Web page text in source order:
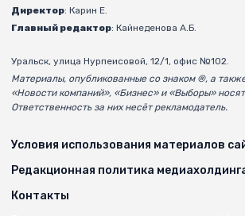
Директор: Карин Е.
Главный редактор: Кайнеденова А.Б.
Уральск, улица Нурпеисовой, 12/1, офис №102.
Материалы, опубликованные со знаком ®, а
«Новости компаний», «Бизнес» и «Выборы»
Ответственность за них несёт рекламодатель.
Условия использования материалов
Редакционная политика
Контакты